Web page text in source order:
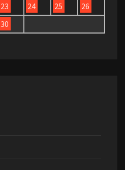
23 24 25
26
30